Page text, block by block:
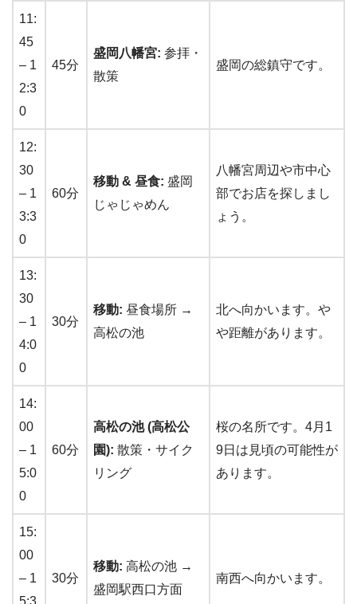
11:
45
– 1
2:3
0
45分
盛岡八幡宮: 参拝・
散策
盛岡の総鎮守です。
12:
30
– 1
3:3
0
60分
移動 & 昼食: 盛岡
じゃじゃめん
八幡宮周辺や市中心
部でお店を探しまし
ょう。
13:
30
– 1
4:0
0
30分
移動: 昼食場所 →
高松の池
北へ向かいます。や
や距離があります。
14:
00
– 1
5:0
0
60分
高松の池 (高松公
園): 散策・サイク
リング
桜の名所です。4月1
9日は見頃の可能性が
あります。
15:
00
– 1
5:3
30分
移動: 高松の池 →
盛岡駅西口方面
南西へ向かいます。